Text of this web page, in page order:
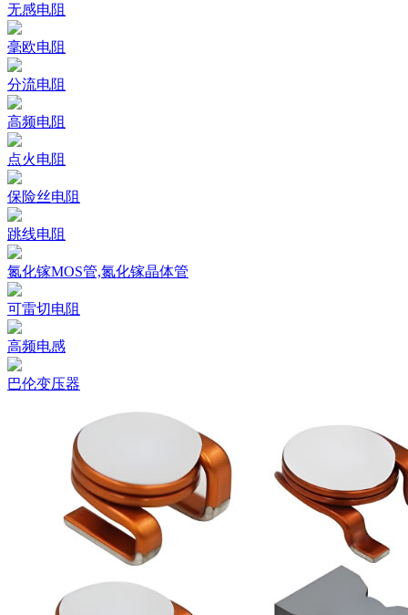
无感电阻
毫欧电阻
分流电阻
高频电阻
点火电阻
保险丝电阻
跳线电阻
氮化镓MOS管,氮化镓晶体管
可雷切电阻
高频电感
巴伦变压器